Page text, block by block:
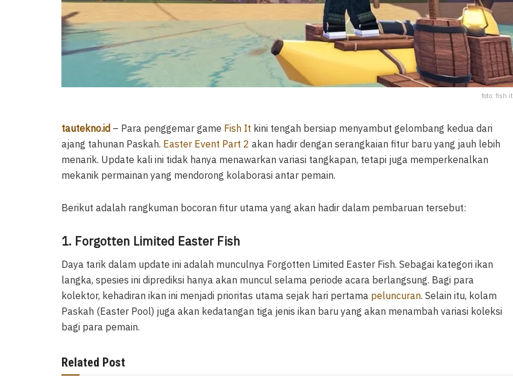
foto: fish it
tautekno.id – Para penggemar game Fish It kini tengah bersiap menyambut gelombang kedua dari
ajang tahunan Paskah. Easter Event Part 2 akan hadir dengan serangkaian fitur baru yang jauh lebih
menarik. Update kali ini tidak hanya menawarkan variasi tangkapan, tetapi juga memperkenalkan
mekanik permainan yang mendorong kolaborasi antar pemain.
Berikut adalah rangkuman bocoran fitur utama yang akan hadir dalam pembaruan tersebut:
1. Forgotten Limited Easter Fish
Daya tarik dalam update ini adalah munculnya Forgotten Limited Easter Fish. Sebagai kategori ikan
langka, spesies ini diprediksi hanya akan muncul selama periode acara berlangsung. Bagi para
kolektor, kehadiran ikan ini menjadi prioritas utama sejak hari pertama peluncuran. Selain itu, kolam
Paskah (Easter Pool) juga akan kedatangan tiga jenis ikan baru yang akan menambah variasi koleksi
bagi para pemain.
Related Post